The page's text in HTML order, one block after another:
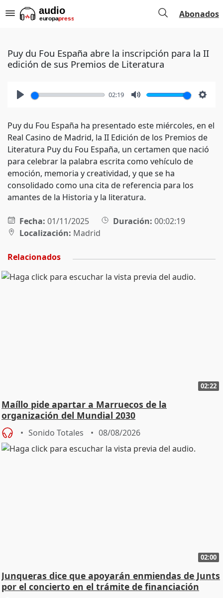
Abonados
Puy du Fou España abre la inscripción para la II
edición de sus Premios de Literatura
02:19
Puy du Fou España ha presentado este miércoles, en el
Real Casino de Madrid, la II Edición de los Premios de
Literatura Puy du Fou España, un certamen que nació
para celebrar la palabra escrita como vehículo de
emoción, memoria y creatividad, y que se ha
consolidado como una cita de referencia para los
amantes de la Historia y la literatura.
Fecha: 01/11/2025 Duración: 00:02:19
Localización: Madrid
Relacionados
02:22
Maíllo pide apartar a Marruecos de la
organización del Mundial 2030
Sonido Totales 08/08/2026
02:00
Junqueras dice que apoyarán enmiendas de Junts
por el concierto en el trámite de financiación